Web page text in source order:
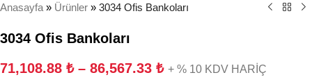
Anasayfa » Ürünler » 3034 Ofis Bankoları
3034 Ofis Bankoları
71,108.88 ₺ – 86,567.33 ₺ + % 10 KDV HARİÇ